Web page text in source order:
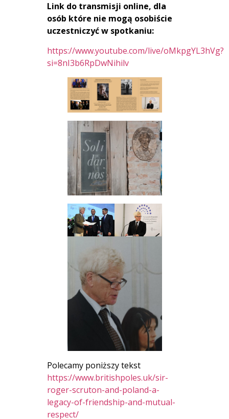
Link do transmisji online, dla
osób które nie mogą osobiście
uczestniczyć w spotkaniu:
https://www.youtube.com/live/oMkpgYL3hVg?
si=8nI3b6RpDwNihilv
Polecamy poniższy tekst
https://www.britishpoles.uk/sir-
roger-scruton-and-poland-a-
legacy-of-friendship-and-mutual-
respect/